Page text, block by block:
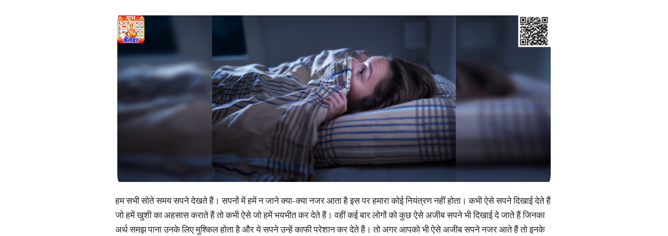
हम सभी सोते समय सपने देखते हैं। सपनों में हमें न जाने क्या-क्या नजर आता है इस पर हमारा कोई नियंत्रण नहीं होता। कभी ऐसे सपने दिखाई देते हैं
जो हमें खुशी का अहसास कराते हैं तो कभी ऐसे जो हमें भयभीत कर देते हैं। वहीं कई बार लोगों को कुछ ऐसे अजीब सपने भी दिखाई दे जाते हैं जिनका
अर्थ समझ पाना उनके लिए मुश्किल होता है और ये सपने उन्हें काफी परेशान कर देते हैं। तो अगर आपको भी ऐसे अजीब सपने नजर आते हैं तो इनके